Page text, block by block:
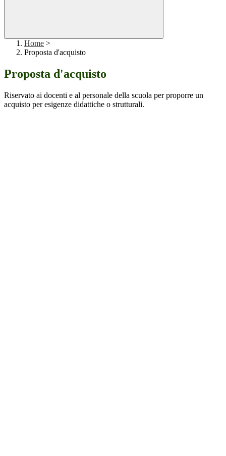
Home >
Proposta d'acquisto
Proposta d'acquisto
Riservato ai docenti e al personale della scuola per proporre un
acquisto per esigenze didattiche o strutturali.